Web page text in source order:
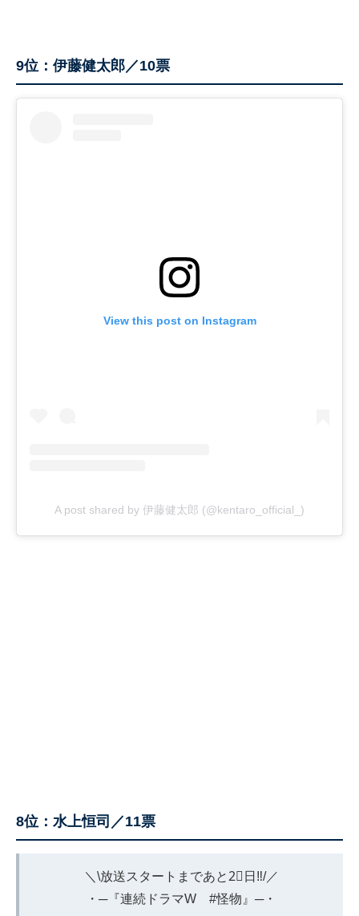
9位：伊藤健太郎／10票
View this post on Instagram
A post shared by 伊藤健太郎 (@kentaro_official_)
8位：水上恒司／11票
＼\放送スタートまであと2⃣日‼️/／
・─『連続ドラマW #怪物 』─・